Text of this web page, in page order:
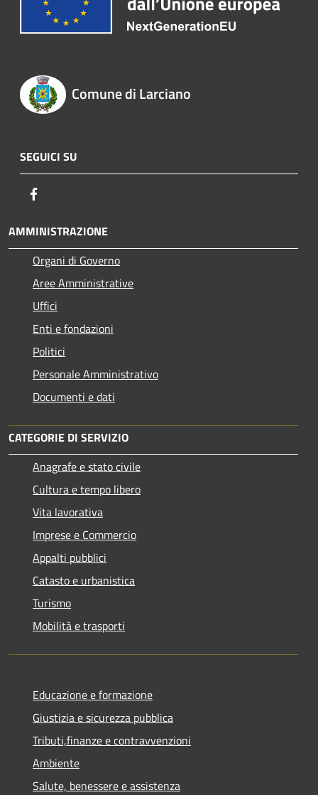
Comune di Larciano
SEGUICI SU
AMMINISTRAZIONE
Organi di Governo
Aree Amministrative
Uffici
Enti e fondazioni
Politici
Personale Amministrativo
Documenti e dati
CATEGORIE DI SERVIZIO
Anagrafe e stato civile
Cultura e tempo libero
Vita lavorativa
Imprese e Commercio
Appalti pubblici
Catasto e urbanistica
Turismo
Mobilità e trasporti
Educazione e formazione
Giustizia e sicurezza pubblica
Tributi,finanze e contravvenzioni
Ambiente
Salute, benessere e assistenza